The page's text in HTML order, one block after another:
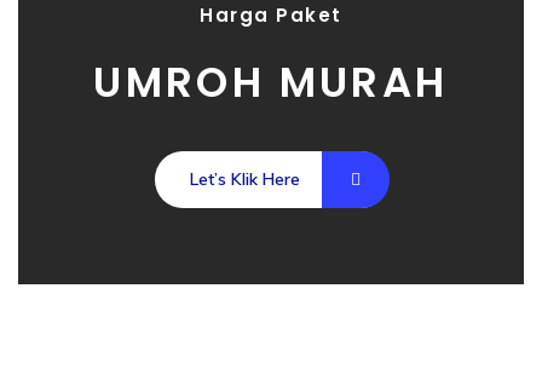
Harga Paket
UMROH MURAH
Let’s Klik Here